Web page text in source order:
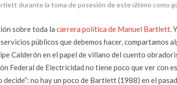
durante la toma de posesión de este último como
sobre toda la carrera política de Manuel Bartlett.
públicos que debemos hacer, compartamos
Calderón en el papel de villano del cuento
Federal de Electricidad no tiene poco que ver con
decide”: no hay un poco de Bartlett (1988) en el